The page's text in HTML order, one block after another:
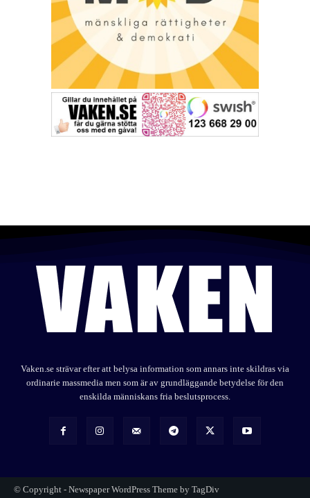
Vaken.se strävar efter att belysa information som annars inte skildras via
ordinarie massmedia men som är av grundläggande betydelse för den
enskilda människans fria beslutsprocess.
© Copyright - Newspaper WordPress Theme by TagDiv